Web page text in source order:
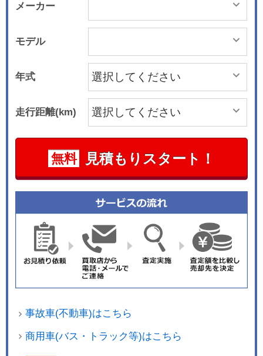
メーカー
モデル
年式
走行距離(km)
無料 見積もりスタート！
事故車(不動車)はこちら
商用車(バス・トラック等)はこちら